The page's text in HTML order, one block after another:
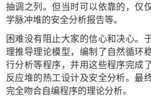
抽调之列。但当时可以依靠的，仅
学脉冲堆的安全分析报告等。
困难没有阻止大家的信心和决心。
理推导理论模型，编制了自然循环
行分析等程序，并用这些程序完成
反应堆的热工设计及安全分析。最
完全吻合自编程序的理论分析。